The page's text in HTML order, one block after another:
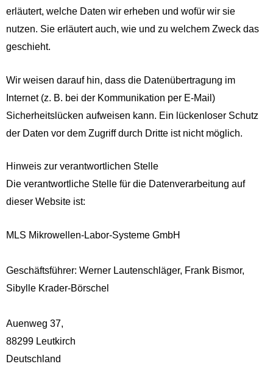
erläutert, welche Daten wir erheben und wofür wir sie
nutzen. Sie erläutert auch, wie und zu welchem Zweck das
geschieht.
Wir weisen darauf hin, dass die Datenübertragung im
Internet (z. B. bei der Kommunikation per E-Mail)
Sicherheitslücken aufweisen kann. Ein lückenloser Schutz
der Daten vor dem Zugriff durch Dritte ist nicht möglich.
Hinweis zur verantwortlichen Stelle
Die verantwortliche Stelle für die Datenverarbeitung auf
dieser Website ist:
MLS Mikrowellen-Labor-Systeme GmbH
Geschäftsführer: Werner Lautenschläger, Frank Bismor,
Sibylle Krader-Börschel
Auenweg 37,
88299 Leutkirch
Deutschland